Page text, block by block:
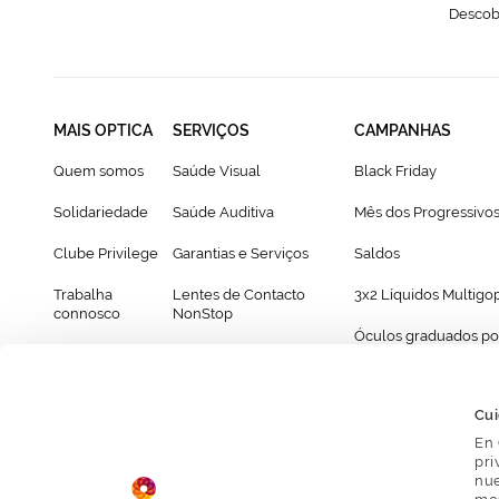
En
MAIS OPTICA
Quem somos
Solidariedade
Clube Privilege
Trabalha
connosco
SERVIÇOS
Saúde Visual
Saúde Auditiva
Garantias e Serviços
Lentes de Contacto
NonStop
CAMPANHAS
Black Friday
Mês dos Progressivos
Saldos
3x2 Líquidos
Óculos graduados